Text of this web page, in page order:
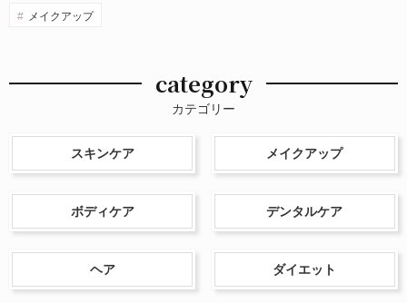
メイクアップ
category
カテゴリー
スキンケア メイクアップ
ボディケア デンタルケア
ヘア ダイエット